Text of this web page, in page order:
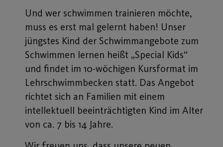
Und wer schwimmen trainieren möchte,
muss es erst mal gelernt haben! Unser
jüngstes Kind der Schwimmangebote zum
Schwimmen lernen heißt „Special Kids“
und findet im 10-wöchigen Kursformat im
Lehrschwimmbecken statt. Das Angebot
richtet sich an Familien mit einem
intellektuell beeinträchtigten Kind im Alter
von ca. 7 bis 14 Jahre.